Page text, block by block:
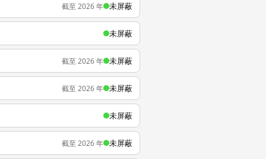
截至 2026 年 未屏蔽
未屏蔽
截至 2026 年 未屏蔽
截至 2026 年 未屏蔽
未屏蔽
截至 2026 年 未屏蔽